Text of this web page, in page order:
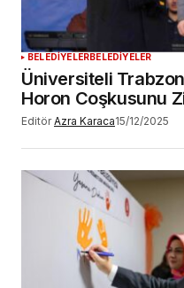
BELEDİYELERBELEDİYELER
Üniversiteli
Horon Coşkusunu
Editör Azra Karaca15/12/2025